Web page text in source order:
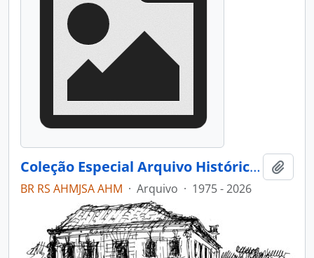
Coleção Especial Arquivo Histórico Municipal João Spadari Adami
BR RS AHMJSA AHM · Arquivo · 1975 - 2026